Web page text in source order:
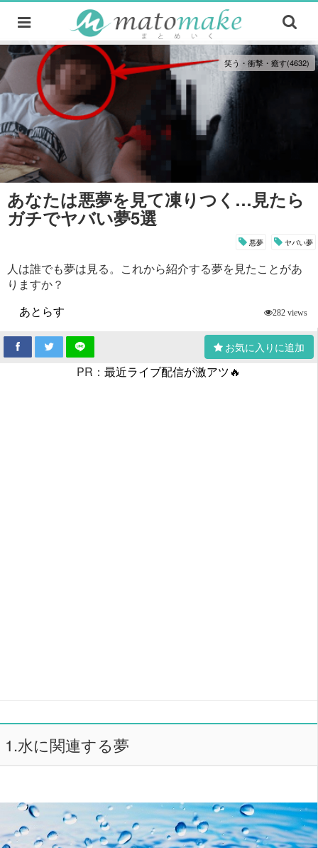
笑う・衝撃・癒す(4632)
あなたは悪夢を見て凍りつく…見たら
ガチでヤバい夢5選
悪夢 ヤバい夢
人は誰でも夢は見る。これから紹介する夢を見たことがあ
りますか？
あとらす
282 views
お気に入りに追加
PR： 最近ライブ配信が激アツ🔥
1.水に関連する夢